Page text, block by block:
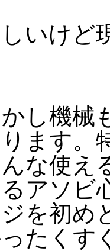
いけど
かし機械
ります。
な使え
アソビ
を初め
たくす